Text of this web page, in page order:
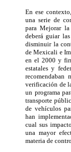
En ese
una serie de
para Mejorar
deberá guiar
disminuir la
de Mexicali e
en el 2000 y
estatales y
recomendaban
verificación de
un programa
transporte
de vehículos
han
cual sus
una mayor
materia de